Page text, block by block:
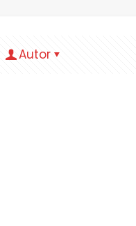
Autor